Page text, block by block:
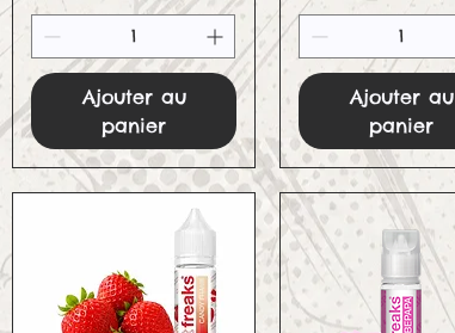
Ajouter au
panier
Ajouter au
panier